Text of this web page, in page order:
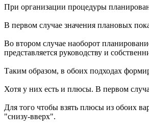
При организации процедуры
В первом случае значения плановых
Во втором случае наоборот
представляется руководству и
Таким образом, в обоих подходах
Хотя у них есть и плюсы. В первом
Для того чтобы взять плюсы из обоих
"снизу-вверх".